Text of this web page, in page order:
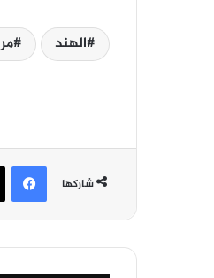
الهند
شاركها
فيسبوك